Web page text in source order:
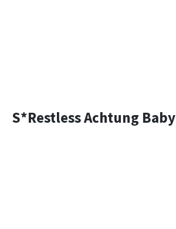
S*Restless Achtung Baby